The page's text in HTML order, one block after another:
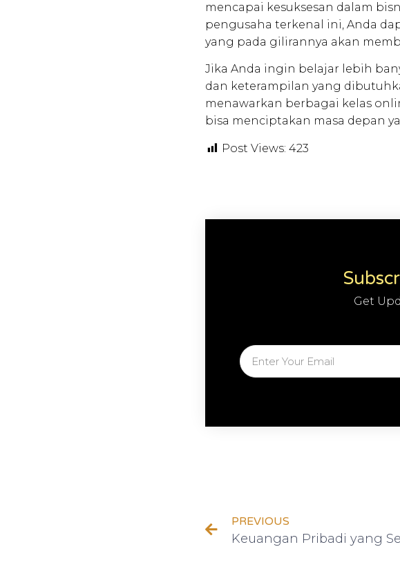
mencapai kesuksesan dalam
pengusaha terkenal ini, Anda
yang pada gilirannya akan
Jika Anda ingin belajar lebih
dan keterampilan yang
menawarkan berbagai kelas
bisa menciptakan masa depan
Post Views: 423
Get
PREVIOUS